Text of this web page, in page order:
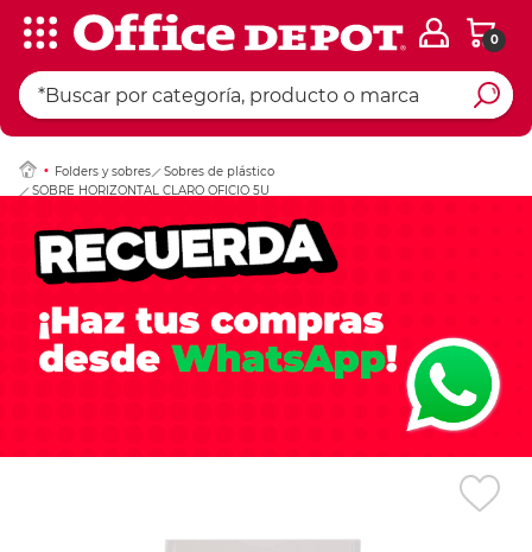
0
Folders y sobres
Sobres de plástico
SOBRE HORIZONTAL CLARO OFICIO 5U
Ingresar Codigo